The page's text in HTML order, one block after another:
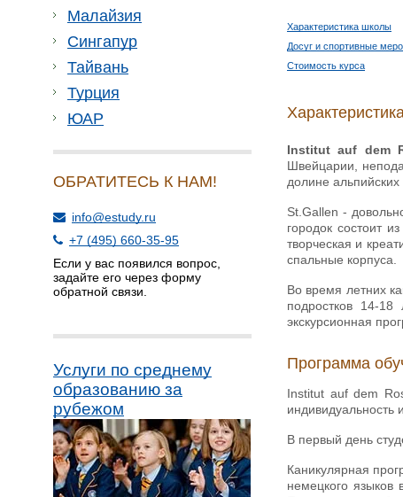
Малайзия
Сингапур
Тайвань
Турция
ЮАР
ОБРАТИТЕСЬ К НАМ!
info@estudy.ru
+7 (495) 660-35-95
Если у вас появился вопрос,
задайте его через форму
обратной связи.
Услуги по среднему
образованию за
рубежом
Характеристика школы
Досуг и спортивные
Стоимость курса
Institut auf dem
Швейцарии,
долине
St.Gallen -
городок состоит
творческая и
спальные корпуса.
Во время летних
подростков 14-
экскурсионная
Программа
Institut auf dem
индивидуальность
В первый день
Каникулярная
немецкого языков